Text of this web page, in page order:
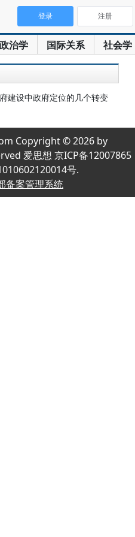
政治学 国际关系 社会学
登录 注册
建设中政府定位的几个转变
Copyright © 2026 by
爱思想 京ICP备12007865
号.
备案管理系统